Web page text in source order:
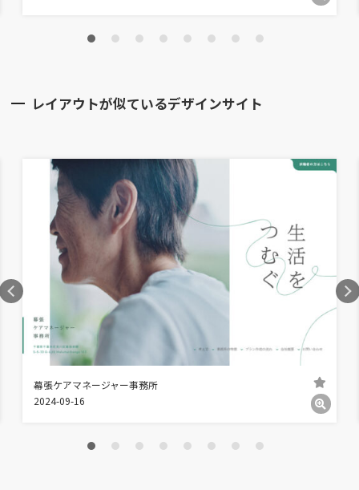
レイアウトが似ているデザインサイト
幕張ケアマネージャー事務所
2024-09-16